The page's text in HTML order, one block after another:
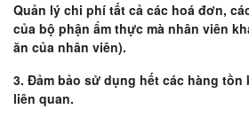
Quản lý chi phí tất cả các hoá đơn,
của bộ phận ẩm thực mà nhân viên
ăn của nhân viên).
3. Đảm bảo sử dụng hết các hàng tồn
liên quan.